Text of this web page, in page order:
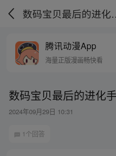
数码宝
腾讯动漫App
海量正版漫画畅快看
数码宝贝最后的进化
2024年09月29日 10:31
1个回答